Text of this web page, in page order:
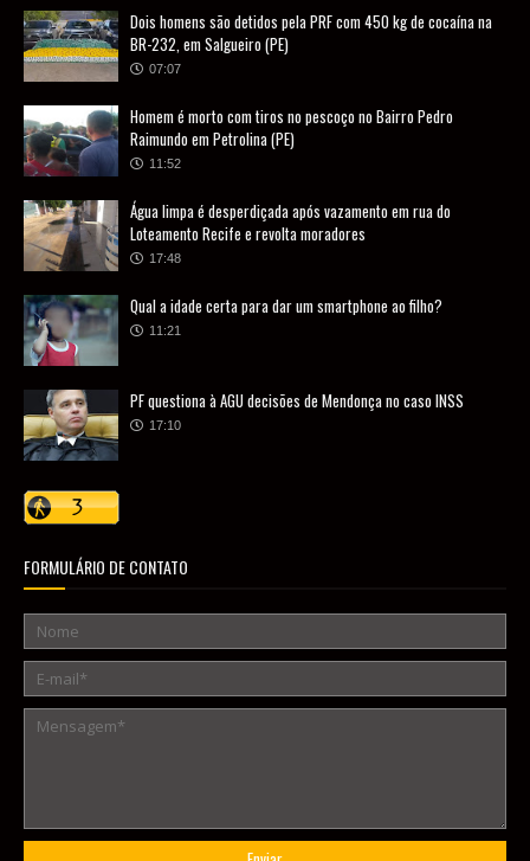
Dois homens são detidos pela PRF com 450 kg de cocaína na
BR-232, em Salgueiro (PE)
07:07
Homem é morto com tiros no pescoço no Bairro Pedro
Raimundo em Petrolina (PE)
11:52
Água limpa é desperdiçada após vazamento em rua do
Loteamento Recife e revolta moradores
17:48
Qual a idade certa para dar um smartphone ao filho?
11:21
PF questiona à AGU decisões de Mendonça no caso INSS
17:10
FORMULÁRIO DE CONTATO